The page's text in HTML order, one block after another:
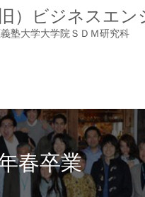
旧）ビジネスエ
塾大学大学院ＳＤＭ研究科
春卒業